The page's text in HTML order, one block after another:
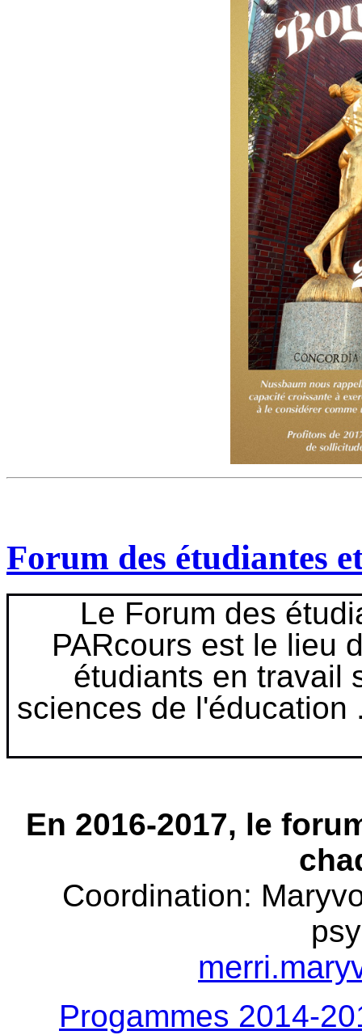
Forum des étudiantes
Le Forum des
PARcours est le lieu
étudiants en travail
sciences de
En 2016-2017, le
Coordination:
Progammes 2014-